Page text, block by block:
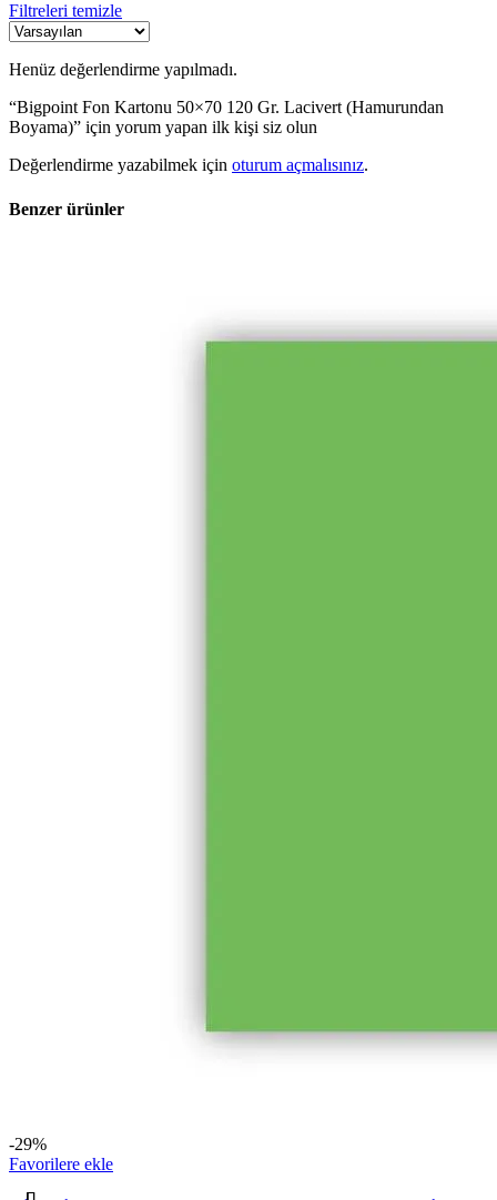
Filtreleri temizle
Henüz değerlendirme yapılmadı.
“Bigpoint Fon Kartonu 50×70 120 Gr. Lacivert (Hamurundan
Boyama)” için yorum yapan ilk kişi siz olun
Değerlendirme yazabilmek için oturum açmalısınız.
Benzer ürünler
-29%
Favorilere ekle